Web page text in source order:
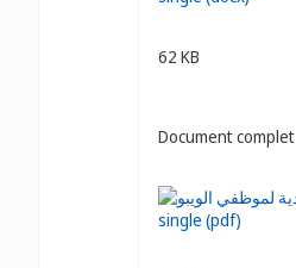
62 KB
Document complet